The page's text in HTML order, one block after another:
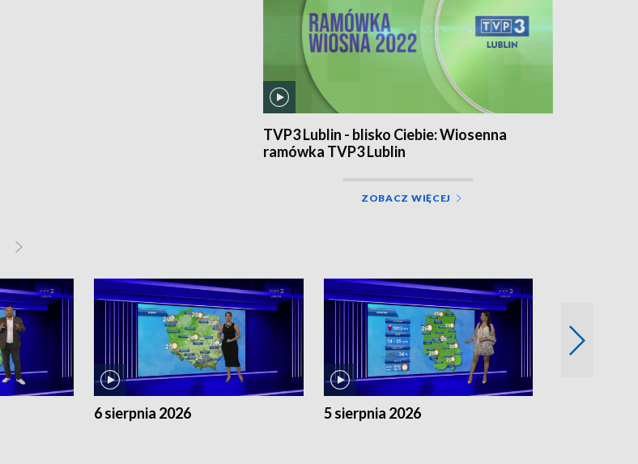
TVP3 Lublin - blisko Ciebie: Wiosenna
ramówka TVP3 Lublin
ZOBACZ WIĘCEJ
6 sierpnia 2026 5 sierpnia 2026